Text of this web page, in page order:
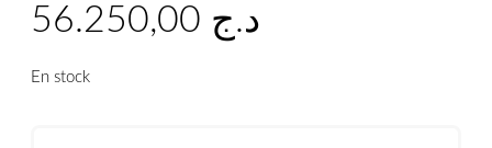
د.ج
En stock